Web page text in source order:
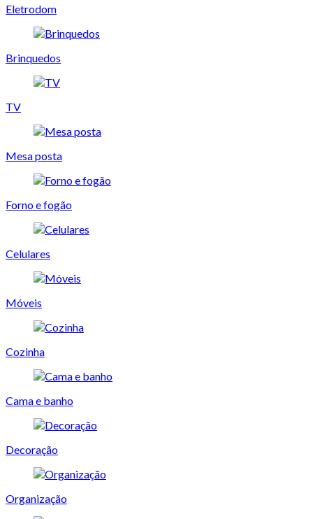
Eletrodom
Brinquedos
TV
Mesa posta
Forno e fogão
Celulares
Móveis
Cozinha
Cama e banho
Decoração
Organização